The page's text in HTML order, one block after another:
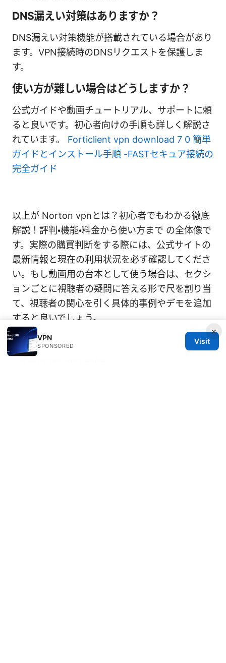
DNS漏えい対策はありますか？
DNS漏えい対策機能が搭載されている場合があり
ます。VPN接続時のDNSリクエストを保護しま
す。
使い方が難しい場合はどうしますか？
公式ガイドや動画チュートリアル、サポートに頼
ると良いです。初心者向けの手順も詳しく解説さ
れています。 Forticlient vpn download 7 0 簡単
ガイドとインストール手順 -FASTセキュア接続の
完全ガイド
以上が Norton vpnとは？初心者でもわかる徹底
解説！評判・機能・料金から使い方まで の全体像で
す。実際の購買判断をする際には、公式サイトの
最新情報と現在の利用状況を必ず確認してくださ
い。もし動画用の台本として使う場合は、セクシ
ョンごとに視聴者の疑問に答える形で尺を割り当
て、視聴者の関心を引く具体的事例やデモを追加
すると良いでしょう。
Sources:
×
VPN
SPONSORED
Visit